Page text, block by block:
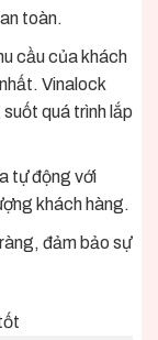
toàn.
cầu của khách
Vinalock
quá trình lắp
tự động với
khách hàng.
đảm bảo sự